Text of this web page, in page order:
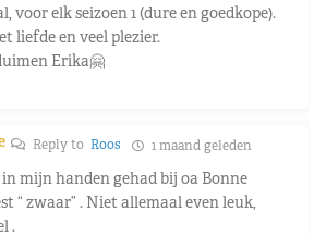
voor elk seizoen 1 (dure en goedkope).
liefde en veel plezier.
Erika🤗
Reply toRoos 1 maand geleden
in mijn handen gehad bij oa Bonne
“ zwaar” . Niet allemaal even leuk,
.